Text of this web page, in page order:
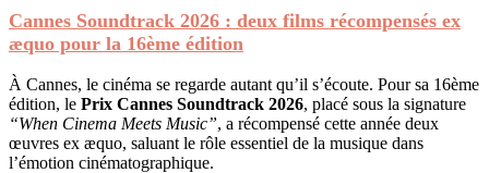
Cannes Soundtrack 2026 : deux films récompensés ex
æquo pour la 16ème édition
À Cannes, le cinéma se regarde autant qu’il s’écoute. Pour sa 16ème
édition, le Prix Cannes Soundtrack 2026, placé sous la signature
“When Cinema Meets Music”, a récompensé cette année deux
œuvres ex æquo, saluant le rôle essentiel de la musique dans
l’émotion cinématographique.